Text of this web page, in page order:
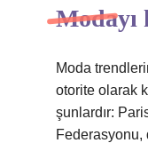
Moda
otorite olarak
şunlardır:
Federasyonu,